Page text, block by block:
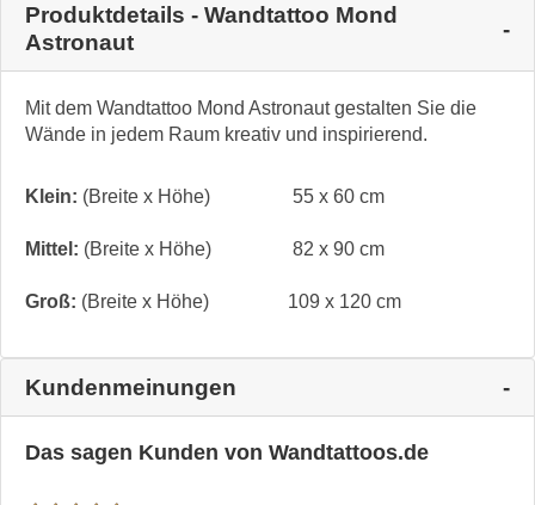
Produktdetails - Wandtattoo Mond
Astronaut
Mit dem Wandtattoo Mond Astronaut gestalten Sie die
Wände in jedem Raum kreativ und inspirierend.
Klein: (Breite x Höhe) 55 x 60 cm
Mittel: (Breite x Höhe) 82 x 90 cm
Groß: (Breite x Höhe) 109 x 120 cm
Kundenmeinungen
Das sagen Kunden von Wandtattoos.de